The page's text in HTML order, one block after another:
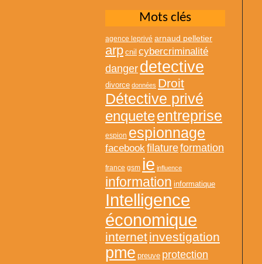
Mots clés
agence leprivé arnaud pelletier
arp cnil cybercriminalité
danger detective
divorce données Droit
Détective privé
enqueteentreprise
espion espionnage
facebookfilatureformation
france gsm ie influence
information informatique
Intelligence
économique
internetinvestigation
pme preuve protection